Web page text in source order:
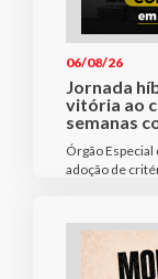
06/08/26
Jornada
vitória ao
semanas
Órgão
adoção de